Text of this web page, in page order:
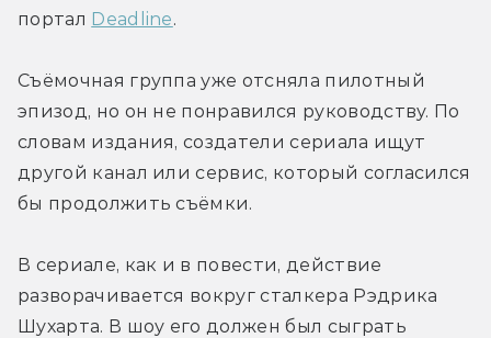
портал Deadline.
Съёмочная группа уже отсняла пилотный
эпизод, но он не понравился руководству. По
словам издания, создатели сериала ищут
другой канал или сервис, который согласился
бы продолжить съёмки.
В сериале, как и в повести, действие
разворачивается вокруг сталкера Рэдрика
Шухарта. В шоу его должен был сыграть